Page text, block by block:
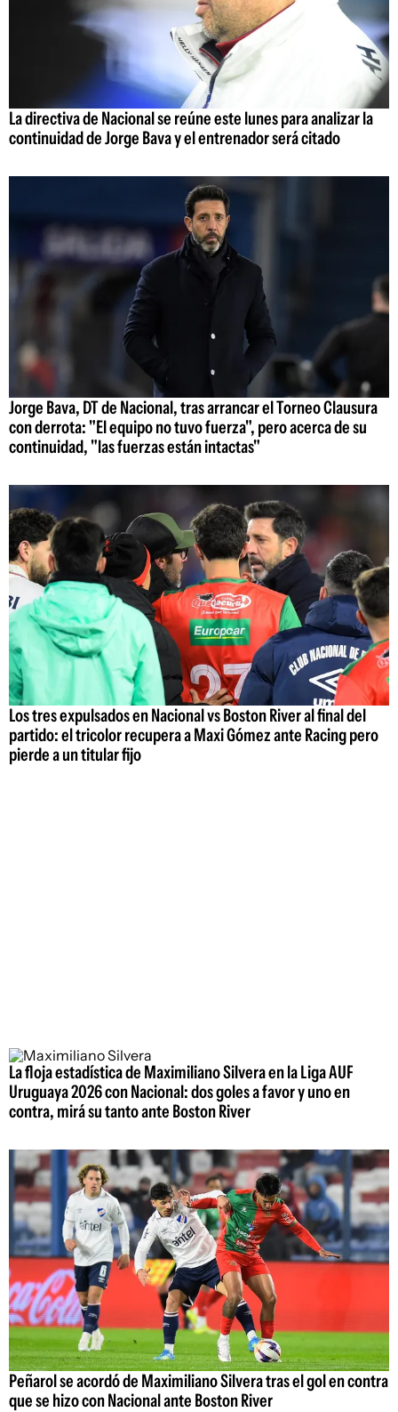
La directiva de Nacional se reúne este lunes para analizar la
continuidad de Jorge Bava y el entrenador será citado
Jorge Bava, DT de Nacional, tras arrancar el Torneo Clausura
con derrota: "El equipo no tuvo fuerza", pero acerca de su
continuidad, "las fuerzas están intactas"
Los tres expulsados en Nacional vs Boston River al final del
partido: el tricolor recupera a Maxi Gómez ante Racing pero
pierde a un titular fijo
La floja estadística de Maximiliano Silvera en la Liga AUF
Uruguaya 2026 con Nacional: dos goles a favor y uno en
contra, mirá su tanto ante Boston River
Peñarol se acordó de Maximiliano Silvera tras el gol en contra
que se hizo con Nacional ante Boston River